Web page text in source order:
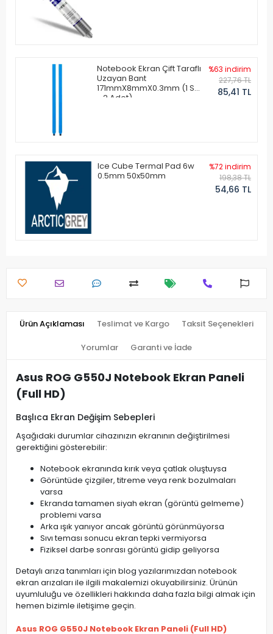
Notebook Ekran Çift Taraflı
Uzayan Bant
171mmX8mmX0.3mm (1 Set
- 2 Adet)
%63 indirim
227,76 TL
85,41 TL
Ice Cube Termal Pad 6w
0.5mm 50x50mm
%72 indirim
198,38 TL
54,66 TL
Ürün Açıklaması Teslimat ve Kargo Taksit Seçenekleri
Yorumlar Garanti ve İade
Asus ROG G550J Notebook Ekran Paneli
(Full HD)
Başlıca Ekran Değişim Sebepleri
Aşağıdaki durumlar cihazınızın ekranının değiştirilmesi
gerektiğini gösterebilir:
Notebook ekranında kırık veya çatlak oluştuysa
Görüntüde çizgiler, titreme veya renk bozulmaları
varsa
Ekranda tamamen siyah ekran (görüntü gelmeme)
problemi varsa
Arka ışık yanıyor ancak görüntü görünmüyorsa
Sıvı teması sonucu ekran tepki vermiyorsa
Fiziksel darbe sonrası görüntü gidip geliyorsa
Detaylı arıza tanımları için blog yazılarımızdan notebook
ekran arızaları ile ilgili makalemizi okuyabilirsiniz. Ürünün
uyumluluğu ve özellikleri hakkında daha fazla bilgi almak için
hemen bizimle iletişime geçin.
Asus ROG G550J Notebook Ekran Paneli (Full HD)